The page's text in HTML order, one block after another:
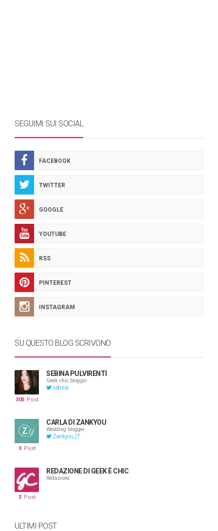
SEGUIMI SUI SOCIAL
FACEBOOK
TWITTER
GOOGLE
YOUTUBE
RSS
PINTEREST
INSTAGRAM
SU QUESTO BLOG SCRIVONO
SEBINA PULVIRENTI
Geek chic blogger
sebina
305 Post
CARLA DI ZANKYOU
Wedding blogger
Zankyou_IT
3 Post
REDAZIONE DI GEEK È CHIC
Redazione
3 Post
ULTIMI POST